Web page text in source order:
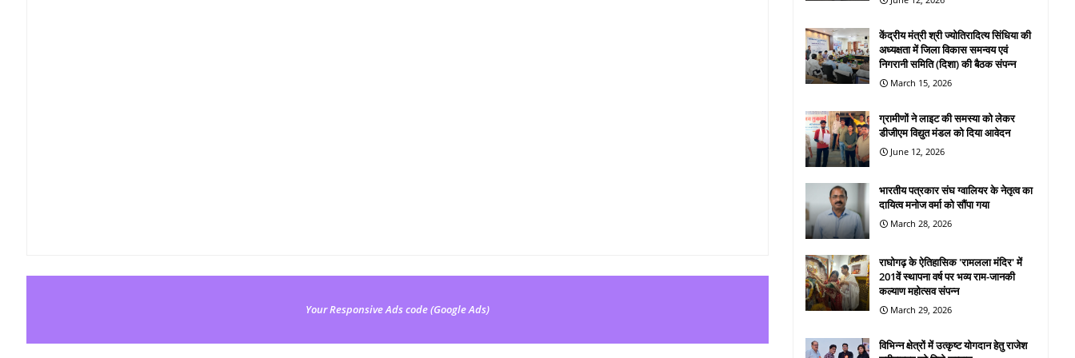
Your Responsive Ads code (Google Ads)
केंद्रीय मंत्री श्री ज्योतिरादित्य सिंधिया की
अध्यक्षता में जिला विकास समन्वय एवं
निगरानी समिति (दिशा) की बैठक संपन्न
March 15, 2026
ग्रामीणों ने लाइट की समस्या को लेकर
डीजीएम विद्युत मंडल को दिया आवेदन
June 12, 2026
भारतीय पत्रकार संघ ग्वालियर के नेतृत्व का
दायित्व मनोज वर्मा को सौंपा गया
March 28, 2026
राघोगढ़ के ऐतिहासिक 'रामलला मंदिर' में
201वें स्थापना वर्ष पर भव्य राम-जानकी
कल्याण महोत्सव संपन्न
March 29, 2026
विभिन्न क्षेत्रों में उत्कृष्ट योगदान हेतु राजेश